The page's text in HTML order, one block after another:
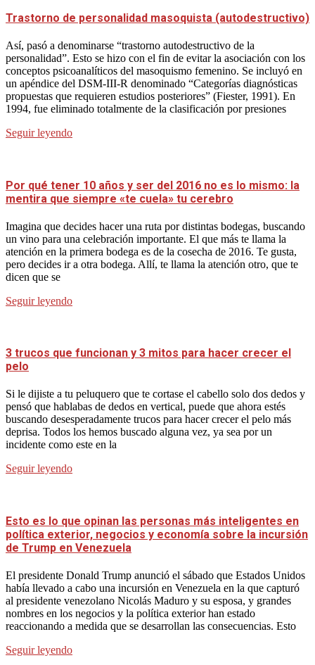
Trastorno de personalidad masoquista (autodestructivo)
Así, pasó a denominarse “trastorno autodestructivo de la
personalidad”. Esto se hizo con el fin de evitar la asociación con los
conceptos psicoanalíticos del masoquismo femenino. Se incluyó en
un apéndice del DSM-III-R denominado “Categorías diagnósticas
propuestas que requieren estudios posteriores” (Fiester, 1991). En
1994, fue eliminado totalmente de la clasificación por presiones
Seguir leyendo
Por qué tener 10 años y ser del 2016 no es lo mismo: la
mentira que siempre «te cuela» tu cerebro
Imagina que decides hacer una ruta por distintas bodegas, buscando
un vino para una celebración importante. El que más te llama la
atención en la primera bodega es de la cosecha de 2016. Te gusta,
pero decides ir a otra bodega. Allí, te llama la atención otro, que te
dicen que se
Seguir leyendo
3 trucos que funcionan y 3 mitos para hacer crecer el
pelo
Si le dijiste a tu peluquero que te cortase el cabello solo dos dedos y
pensó que hablabas de dedos en vertical, puede que ahora estés
buscando desesperadamente trucos para hacer crecer el pelo más
deprisa. Todos los hemos buscado alguna vez, ya sea por un
incidente como este en la
Seguir leyendo
Esto es lo que opinan las personas más inteligentes en
política exterior, negocios y economía sobre la incursión
de Trump en Venezuela
El presidente Donald Trump anunció el sábado que Estados Unidos
había llevado a cabo una incursión en Venezuela en la que capturó
al presidente venezolano Nicolás Maduro y su esposa, y grandes
nombres en los negocios y la política exterior han estado
reaccionando a medida que se desarrollan las consecuencias. Esto
Seguir leyendo